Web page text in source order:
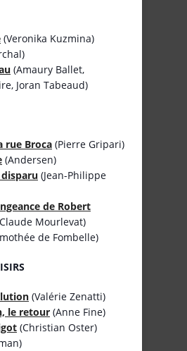
(Veronika Kuzmina)
(Amaury Ballet,
Joran Tabeaud)
rue Broca (Pierre Gripari)
(Andersen)
disparu (Jean-Philippe
de Robert
Mourlevat)
de Fombelle)
(Valérie Zenatti)
le retour (Anne Fine)
(Christian Oster)